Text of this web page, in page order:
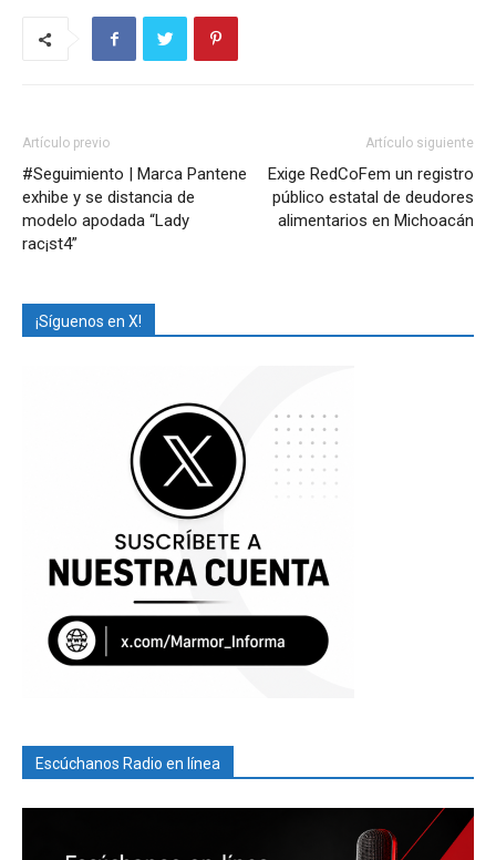
Artículo previo
#Seguimiento | Marca Pantene
exhibe y se distancia de
modelo apodada “Lady
rac¡st4”
Artículo siguiente
Exige RedCoFem un registro
público estatal de deudores
alimentarios en Michoacán
¡Síguenos en X!
Escúchanos Radio en línea